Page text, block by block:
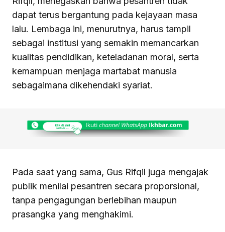
dapat terus bergantung pada kejayaan masa
lalu. Lembaga ini, menurutnya, harus tampil
sebagai institusi yang semakin memancarkan
kualitas pendidikan, keteladanan moral, serta
kemampuan menjaga martabat manusia
sebagaimana dikehendaki syariat.
Pada saat yang sama, Gus Rifqil juga mengajak
publik menilai pesantren secara proporsional,
tanpa pengagungan berlebihan maupun
prasangka yang menghakimi.